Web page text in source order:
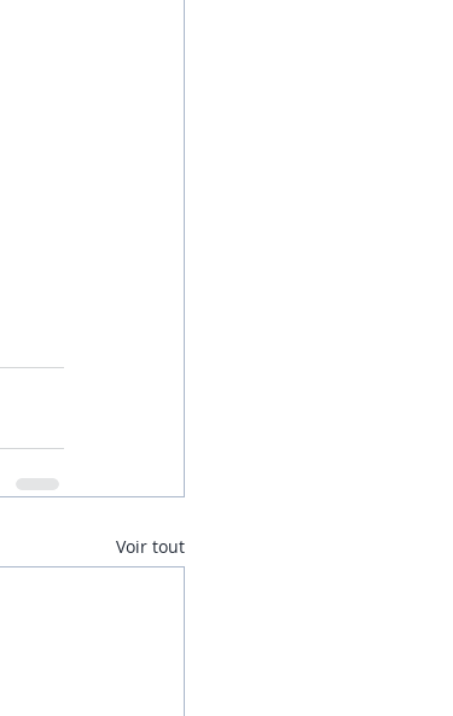
Voir tout